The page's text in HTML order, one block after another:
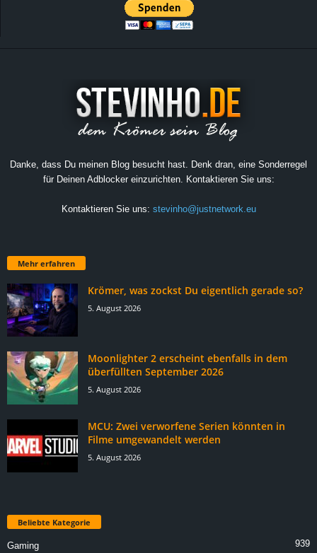
Danke, dass Du meinen Blog besucht hast. Denk dran, eine Sonderregel
für Deinen Adblocker einzurichten. Kontaktieren Sie uns:
Kontaktieren Sie uns: stevinho@justnetwork.eu
Mehr erfahren
Krömer, was zockst Du eigentlich gerade so?
5. August 2026
Moonlighter 2 erscheint ebenfalls in dem
überfüllten September 2026
5. August 2026
MCU: Zwei verworfene Serien könnten in
Filme umgewandelt werden
5. August 2026
Beliebte Kategorie
Gaming 939